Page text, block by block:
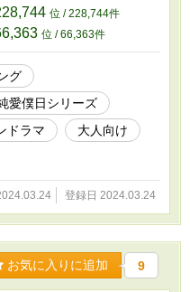
カノによって引き裂かれて
その後の二人の日々。
その手は掴めない─even if i
結】第三の選択─Even if it's
位 / 228,744件
位 / 66,363件
グ
愛僕日シリーズ
ドラマ
大人向け
登録日 2024.03.24
お気に入りに追加 9